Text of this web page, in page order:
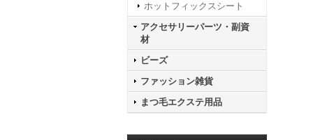
ホットフィックスシート
アクセサリーパーツ・副資
材
ビーズ
ファッション雑貨
まつ毛エクステ用品